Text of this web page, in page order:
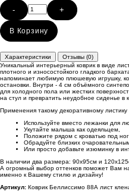
- +
В Корзину
Характеристики
Отзывы (0)
Уникальный интерьерный коврик в виде
плотного и износостойкого гладкого
напоминает любимую плюшевую игрушку,
остановки. Внутри - 4 см объёмного
для холодного пола или жестких
на стул и превратить неудобное сиденье в
Применения такому декоративному
Используйте вместо лежанки для
Укутайте малыша как одеяльцем,
Положите рядом с кроватью под
Обрадуйте близких
Или просто добавьте изюминку в
В наличии два размера: 90х95см и
А огромный выбор оттенков поможет Вам
именно к Вашему стилю и дизайну!
Артикул: Коврик Беллиссимо 88А лист